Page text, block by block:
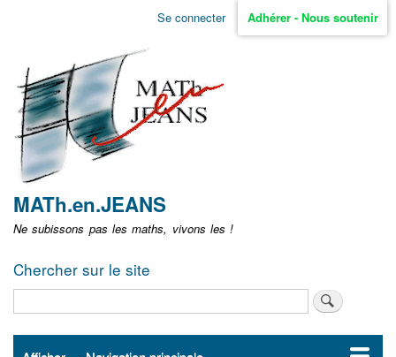
Aller
non
identifié
Se connecter Adhérer - Nous soutenir
MATh.en.JEANS
Ne subissons pas les maths, vivons les !
Chercher sur le site